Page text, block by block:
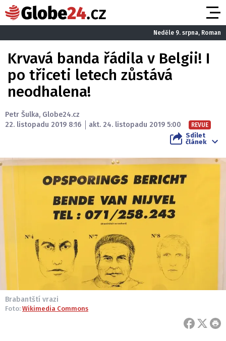
Neděle 9. srpna, Roman
Krvavá banda řádila v Belgii! I
po třiceti letech zůstává
neodhalena!
Petr Šulka, Globe24.cz
22. listopadu 2019 8:16
akt. 24. listopadu 2019 5:00 REVUE
Sdílet
článek
Brabantští vrazi
Foto: Wikimedia Commons